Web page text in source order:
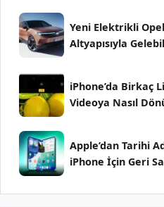
Yeni Elektrikli
Altyapısıyla
iPhone’da Birkaç
Videoya Nasıl
Apple’dan Tarihi
iPhone İçin Geri